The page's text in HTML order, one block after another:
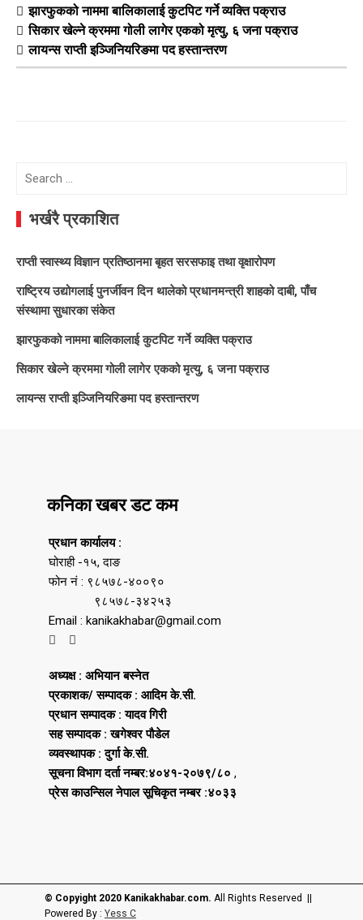
झारफुकको नाममा बालिकालाई कुटपिट गर्ने व्यक्ति पक्राउ
सिकार खेल्ने क्रममा गोली लागेर एकको मृत्यु, ६ जना पक्राउ
लायन्स राप्ती इञ्जिनियरिङमा पद हस्तान्तरण
Search
भर्खरै प्रकाशित
राप्ती स्वास्थ्य विज्ञान प्रतिष्ठानमा बृहत सरसफाइ तथा वृक्षारोपण
राष्ट्रिय उद्योगलाई पुनर्जीवन दिन थालेको प्रधानमन्त्री शाहको दाबी, पाँच
संस्थामा सुधारका संकेत
झारफुकको नाममा बालिकालाई कुटपिट गर्ने व्यक्ति पक्राउ
सिकार खेल्ने क्रममा गोली लागेर एकको मृत्यु, ६ जना पक्राउ
लायन्स राप्ती इञ्जिनियरिङमा पद हस्तान्तरण
कनिका खबर डट कम
प्रधान कार्यालय :
घोराही -१५, दाङ
फोन नं : ९८५७८-४००९०
९८५७८-३४२५३
Email : kanikakhabar@gmail.com
अध्यक्ष : अभियान बस्नेत
प्रकाशक/ सम्पादक : आदिम के.सी.
प्रधान सम्पादक : यादव गिरी
सह सम्पादक : खगेश्वर पौडेल
व्यवस्थापक : दुर्गा के.सी.
सूचना विभाग दर्ता नम्बर:४०४१-२०७९/८० ,
प्रेस काउन्सिल नेपाल सूचिकृत नम्बर :४०३३
© Copyight 2020 Kanikakhabar.com. All Rights Reserved ||
Powered By : Yess C